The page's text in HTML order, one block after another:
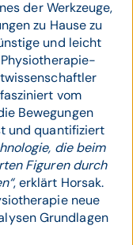
der Werkzeuge,
zu Hause zu
und leicht
vom
Bewegungen
und quantifiziert
die beim
Figuren durch
, erklärt Horsak.
neue
Grundlagen